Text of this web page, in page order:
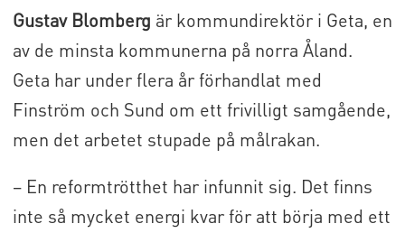
Gustav Blomberg är kommundirektör i Geta, en
av de minsta kommunerna på norra Åland.
Geta har under flera år förhandlat med
Finström och Sund om ett frivilligt samgående,
men det arbetet stupade på målrakan.
– En reformtrötthet har infunnit sig. Det finns
inte så mycket energi kvar för att börja med ett